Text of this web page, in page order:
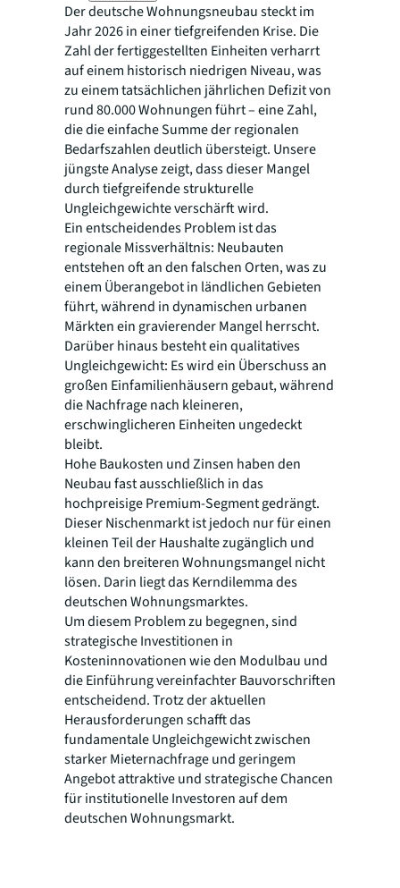
Der deutsche Wohnungsneubau steckt im
Jahr 2026 in einer tiefgreifenden Krise. Die
Zahl der fertiggestellten Einheiten verharrt
auf einem historisch niedrigen Niveau, was
zu einem tatsächlichen jährlichen Defizit von
rund 80.000 Wohnungen führt – eine Zahl,
die die einfache Summe der regionalen
Bedarfszahlen deutlich übersteigt. Unsere
jüngste Analyse zeigt, dass dieser Mangel
durch tiefgreifende strukturelle
Ungleichgewichte verschärft wird.
Ein entscheidendes Problem ist das
regionale Missverhältnis: Neubauten
entstehen oft an den falschen Orten, was zu
einem Überangebot in ländlichen Gebieten
führt, während in dynamischen urbanen
Märkten ein gravierender Mangel herrscht.
Darüber hinaus besteht ein qualitatives
Ungleichgewicht: Es wird ein Überschuss an
großen Einfamilienhäusern gebaut, während
die Nachfrage nach kleineren,
erschwinglicheren Einheiten ungedeckt
bleibt.
Hohe Baukosten und Zinsen haben den
Neubau fast ausschließlich in das
hochpreisige Premium-Segment gedrängt.
Dieser Nischenmarkt ist jedoch nur für einen
kleinen Teil der Haushalte zugänglich und
kann den breiteren Wohnungsmangel nicht
lösen. Darin liegt das Kerndilemma des
deutschen Wohnungsmarktes.
Um diesem Problem zu begegnen, sind
strategische Investitionen in
Kosteninnovationen wie den Modulbau und
die Einführung vereinfachter Bauvorschriften
entscheidend. Trotz der aktuellen
Herausforderungen schafft das
fundamentale Ungleichgewicht zwischen
starker Mieternachfrage und geringem
Angebot attraktive und strategische Chancen
für institutionelle Investoren auf dem
deutschen Wohnungsmarkt.